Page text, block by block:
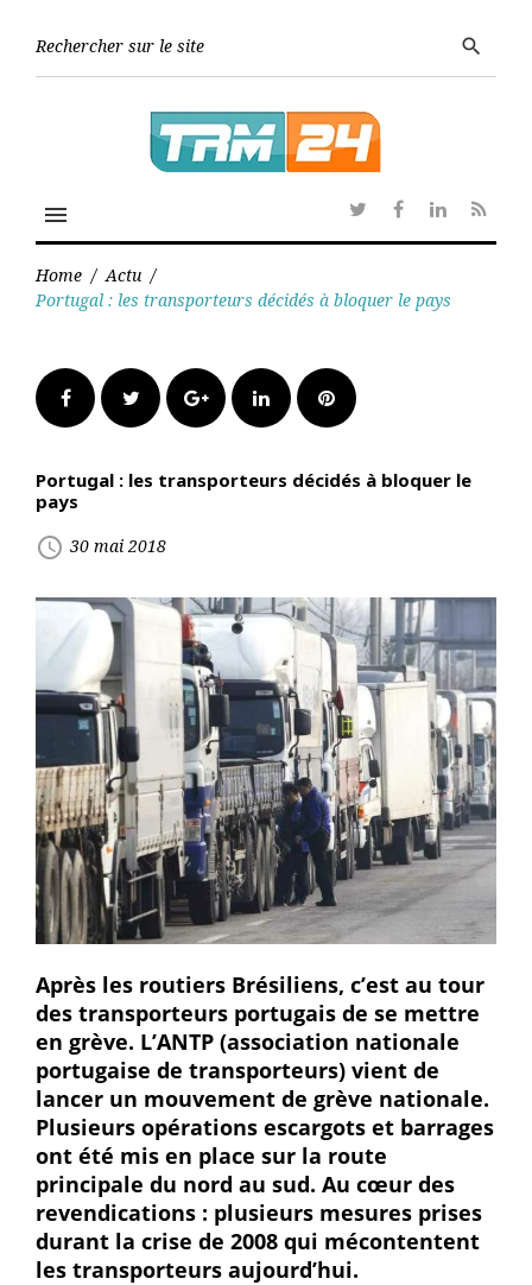
search
menu
TwitterFacebook
Linkedin
RSS
Home / Actu /
Portugal : les transporteurs décidés à bloquer le pays
FacebookTwitter Google+LinkedInPinterest
Portugal : les transporteurs décidés à bloquer le
pays
access_time 30 mai 2018
Après les routiers Brésiliens, c’est au tour
des transporteurs portugais de se mettre
en grève. L’ANTP (association nationale
portugaise de transporteurs) vient de
lancer un mouvement de grève nationale.
Plusieurs opérations escargots et barrages
ont été mis en place sur la route
principale du nord au sud. Au cœur des
revendications : plusieurs mesures prises
durant la crise de 2008 qui mécontentent
les transporteurs aujourd’hui.